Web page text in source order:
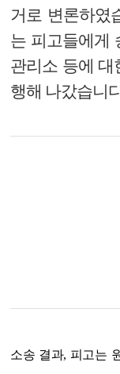
거로 변론하였
는 피고들에게
관리소 등에 대
행해 나갔습니
소송 결과, 피고는